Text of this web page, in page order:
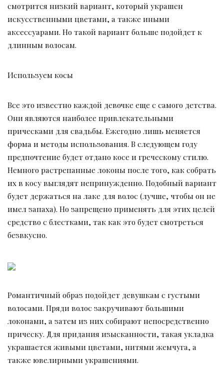
смотрится низкий вариант, который украшен
искусственными цветами, а также иными
аксессуарами. Но такой вариант больше подойдет к
длинным волосам.
Используем косы
Все это известно каждой девочке еще с самого детства.
Они являются наиболее привлекательными
прическами для свадьбы. Ежегодно лишь меняется
форма и методы использования. В следующем году
предпочтение будет отдано косе и греческому стилю.
Немного растрепанные локоны после того, как собрать
их в косу выглядят непринужденно. Подобный вариант
будет держаться на лаке для волос (лучше, чтобы он не
имел запаха). Но запрещено применять для этих целей
средство с блестками, так как это будет смотреться
безвкусно.
Романтичный образ подойдет девушкам с густыми
волосами. Пряди волос закручивают большими
локонами, а затем из них собирают непосредственно
прическу. Для придания изысканности, такая укладка
украшается живыми цветами, нитями жемчуга, а
также ювелирными украшениями.